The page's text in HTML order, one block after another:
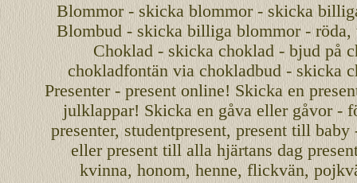
Blommor - skicka blommor - skicka
Blombud - skicka billiga blommor -
Choklad - skicka choklad - bjud på
chokladfontän via chokladbud - skicka
Presenter - present online! Skicka en
julklappar! Skicka en gåva eller gåvor -
presenter, studentpresent, present till
eller present till alla hjärtans dag
kvinna, honom, henne, flickvän,